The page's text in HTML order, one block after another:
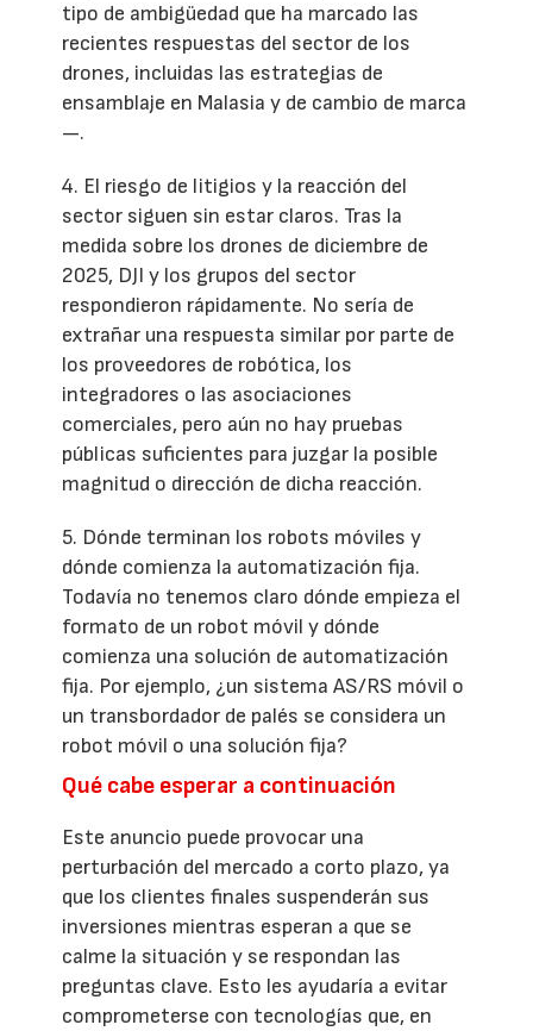
tipo de ambigüedad que ha marcado las
recientes respuestas del sector de los
drones, incluidas las estrategias de
ensamblaje en Malasia y de cambio de marca
—.
4. El riesgo de litigios y la reacción del
sector siguen sin estar claros. Tras la
medida sobre los drones de diciembre de
2025, DJI y los grupos del sector
respondieron rápidamente. No sería de
extrañar una respuesta similar por parte de
los proveedores de robótica, los
integradores o las asociaciones
comerciales, pero aún no hay pruebas
públicas suficientes para juzgar la posible
magnitud o dirección de dicha reacción.
5. Dónde terminan los robots móviles y
dónde comienza la automatización fija.
Todavía no tenemos claro dónde empieza el
formato de un robot móvil y dónde
comienza una solución de automatización
fija. Por ejemplo, ¿un sistema AS/RS móvil o
un transbordador de palés se considera un
robot móvil o una solución fija?
Qué cabe esperar a continuación
Este anuncio puede provocar una
perturbación del mercado a corto plazo, ya
que los clientes finales suspenderán sus
inversiones mientras esperan a que se
calme la situación y se respondan las
preguntas clave. Esto les ayudaría a evitar
comprometerse con tecnologías que, en